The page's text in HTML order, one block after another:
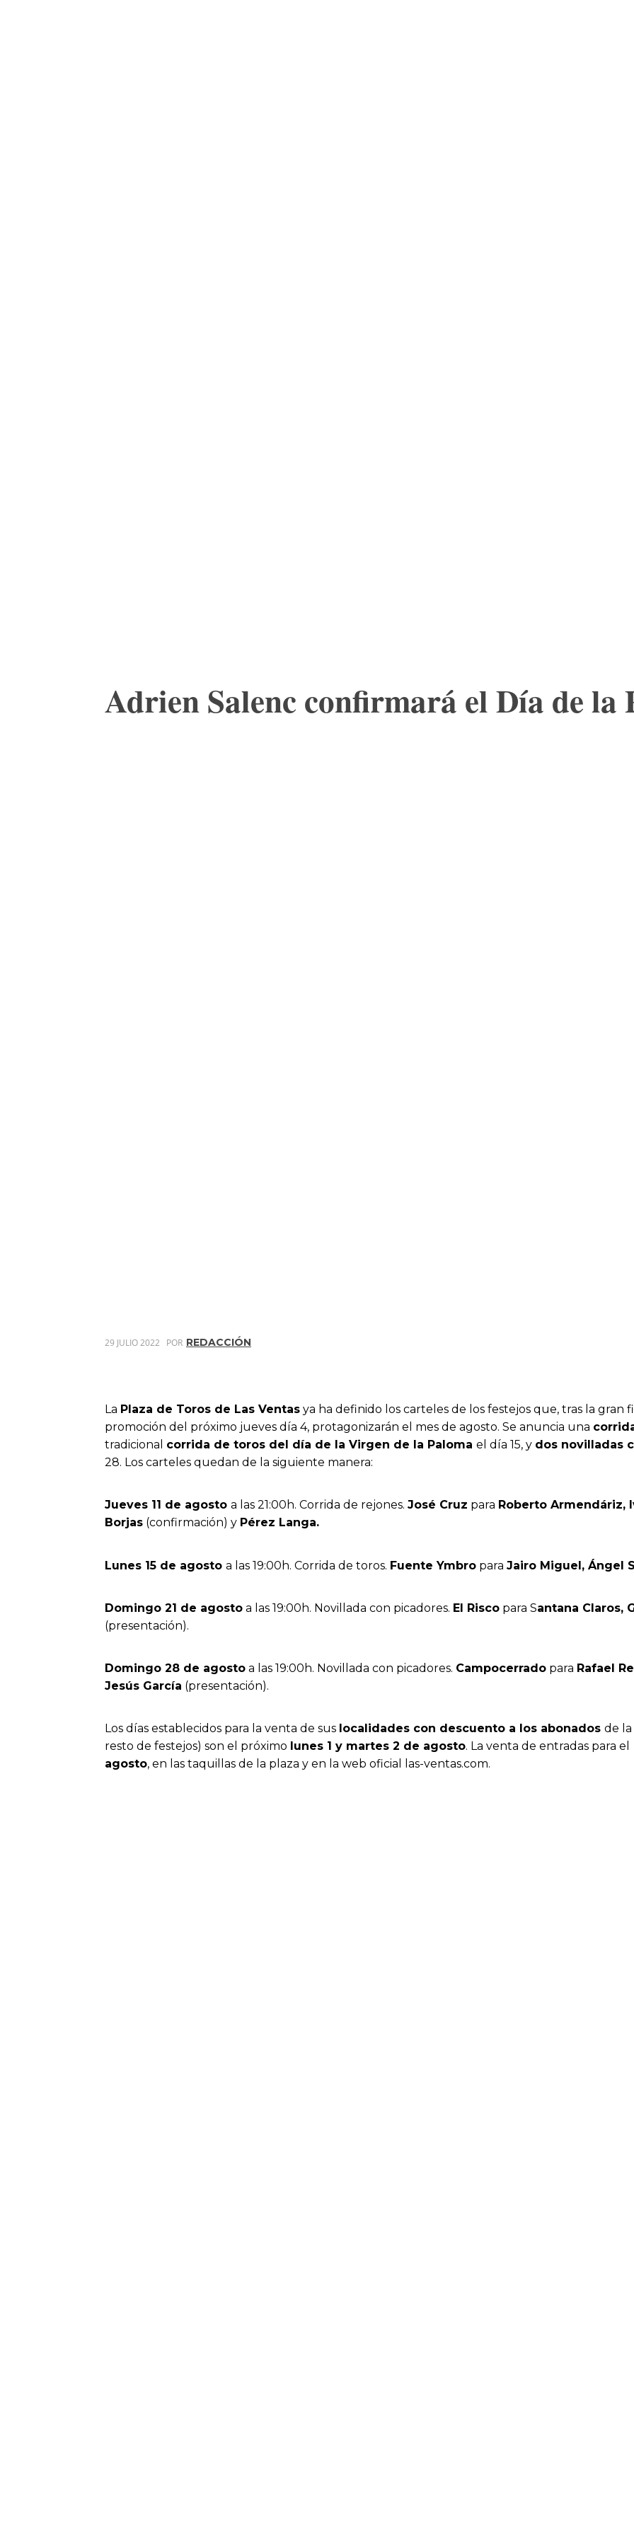
Adrien Salenc confirmará el Día de la
29 JULIO 2022 POR REDACCIÓN
La Plaza de Toros de Las Ventas ya ha definido los carteles de los festejos que, tras la
promoción del próximo jueves día 4, protagonizarán el mes de agosto. Se anuncia una
tradicional corrida de toros del día de la Virgen de la Paloma el día 15, y dos novilladas
28. Los carteles quedan de la siguiente manera:
Jueves 11 de agosto a las 21:00h. Corrida de rejones. José Cruz para Roberto Armendáriz,
Borjas (confirmación) y Pérez Langa.
Lunes 15 de agosto a las 19:00h. Corrida de toros. Fuente Ymbro para Jairo Miguel, Ángel
Domingo 21 de agosto a las 19:00h. Novillada con picadores. El Risco para Santana Claros,
(presentación).
Domingo 28 de agosto a las 19:00h. Novillada con picadores. Campocerrado para Rafael
Jesús García (presentación).
Los días establecidos para la venta de sus localidades con descuento a los abonados de la
resto de festejos) son el próximo lunes 1 y martes 2 de agosto. La venta de entradas para el
agosto, en las taquillas de la plaza y en la web oficial las-ventas.com.